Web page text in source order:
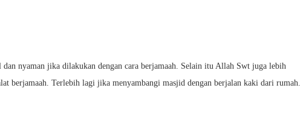
dan nyaman jika dilakukan dengan cara berjamaah. Selain itu Allah Swt juga lebih
berjamaah. Terlebih lagi jika menyambangi masjid dengan berjalan kaki dari rumah.